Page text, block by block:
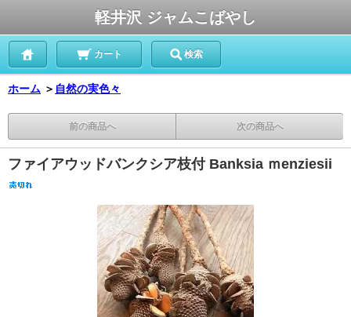
軽井沢 ジャムこばやし
カート 検索
ホーム ＞ 自然の実色々
前の商品へ 次の商品へ
ファイアウッドバンクシア枝付 Banksia ｍenziesii